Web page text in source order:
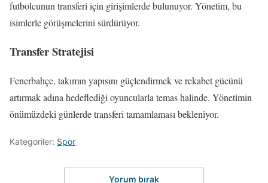
futbolcunun transferi için girişimlerde bulunuyor. Yönetim, bu
isimlerle görüşmelerini sürdürüyor.
Transfer Stratejisi
Fenerbahçe, takımın yapısını güçlendirmek ve rekabet gücünü
artırmak adına hedeflediği oyuncularla temas halinde. Yönetimin
önümüzdeki günlerde transferi tamamlaması bekleniyor.
Kategoriler: Spor
Yorum bırak